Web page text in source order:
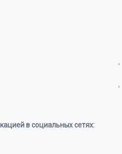
в социальных сетях: